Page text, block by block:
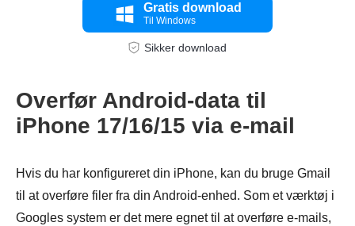
Gratis download
Til Windows
Sikker download
Overfør Android-data til
iPhone 17/16/15 via e-mail
Hvis du har konfigureret din iPhone, kan du bruge Gmail
til at overføre filer fra din Android-enhed. Som et værktøj i
Googles system er det mere egnet til at overføre e-mails,